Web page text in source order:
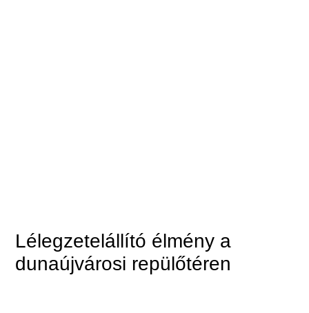
Lélegzetelállító élmény a
dunaújvárosi repülőtéren